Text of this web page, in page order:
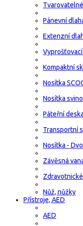
Pánevní
Extenzní
Kompaktní
Nosítka
Nosítka
Páteřní deska
Transportní
Nosítka -
Závěsná
Nůž, nůžky
Přístroje, AED
AED